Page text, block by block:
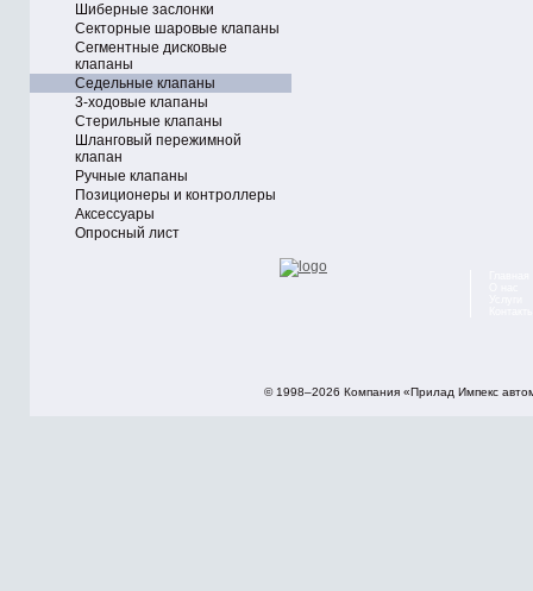
Шиберные заслонки
Секторные шаровые клапаны
Сегментные дисковые
клапаны
Седельные клапаны
3-ходовые клапаны
Стерильные клапаны
Шланговый пережимной
клапан
Ручные клапаны
Позиционеры и контроллеры
Аксессуары
Опросный лист
© 1998–2026 Компания «Прилад Импекс